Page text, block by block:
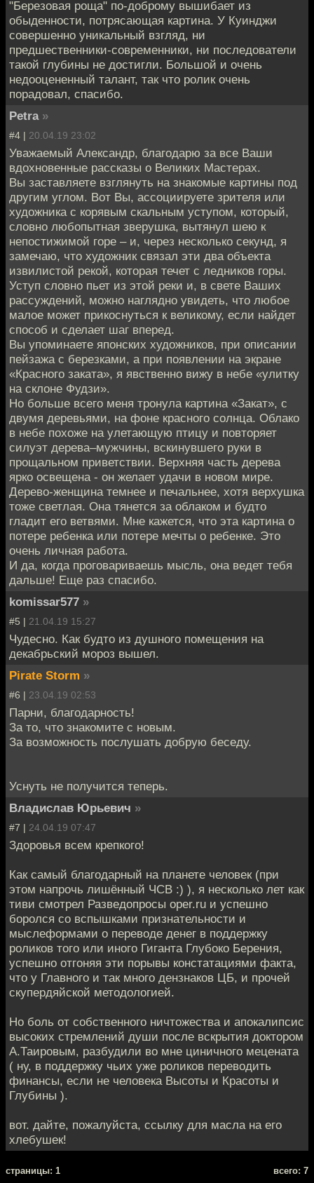
"Березовая роща" по-доброму вышибает из
обыденности, потрясающая картина. У Куинджи
совершенно уникальный взгляд, ни
предшественники-современники, ни последователи
такой глубины не достигли. Большой и очень
недооцененный талант, так что ролик очень
порадовал, спасибо.
Petra »
#4 | 20.04.19 23:02
Уважаемый Александр, благодарю за все Ваши
вдохновенные рассказы о Великих Мастерах.
Вы заставляете взглянуть на знакомые картины под
другим углом. Вот Вы, ассоциируете зрителя или
художника с корявым скальным уступом, который,
словно любопытная зверушка, вытянул шею к
непостижимой горе – и, через несколько секунд, я
замечаю, что художник связал эти два объекта
извилистой рекой, которая течет с ледников горы.
Уступ словно пьет из этой реки и, в свете Ваших
рассуждений, можно наглядно увидеть, что любое
малое может прикоснуться к великому, если найдет
способ и сделает шаг вперед.
Вы упоминаете японских художников, при описании
пейзажа с березками, а при появлении на экране
«Красного заката», я явственно вижу в небе «улитку
на склоне Фудзи».
Но больше всего меня тронула картина «Закат», с
двумя деревьями, на фоне красного солнца. Облако
в небе похоже на улетающую птицу и повторяет
силуэт дерева–мужчины, вскинувшего руки в
прощальном приветствии. Верхняя часть дерева
ярко освещена - он желает удачи в новом мире.
Дерево-женщина темнее и печальнее, хотя верхушка
тоже светлая. Она тянется за облаком и будто
гладит его ветвями. Мне кажется, что эта картина о
потере ребенка или потере мечты о ребенке. Это
очень личная работа.
И да, когда проговариваешь мысль, она ведет тебя
дальше! Еще раз спасибо.
komissar577 »
#5 | 21.04.19 15:27
Чудесно. Как будто из душного помещения на
декабрьский мороз вышел.
Pirate Storm »
#6 | 23.04.19 02:53
Парни, благодарность!
За то, что знакомите с новым.
За возможность послушать добрую беседу.
Уснуть не получится теперь.
Владислав Юрьевич »
#7 | 24.04.19 07:47
Здоровья всем крепкого!
Как самый благодарный на планете человек (при
этом напрочь лишённый ЧСВ :) ), я несколько лет как
тиви смотрел Разведопросы oper.ru и успешно
боролся со вспышками признательности и
мыслеформами о переводе денег в поддержку
роликов того или иного Гиганта Глубоко Берения,
успешно отгоняя эти порывы констатациями факта,
что у Главного и так много дензнаков ЦБ, и прочей
скупердяйской методологией.
Но боль от собственного ничтожества и апокалипсис
высоких стремлений души после вскрытия доктором
А.Таировым, разбудили во мне циничного мецената
( ну, в поддержку чьих уже роликов переводить
финансы, если не человека Высоты и Красоты и
Глубины ).
вот. дайте, пожалуйста, ссылку для масла на его
хлебушек!
cтраницы: 1 всего: 7